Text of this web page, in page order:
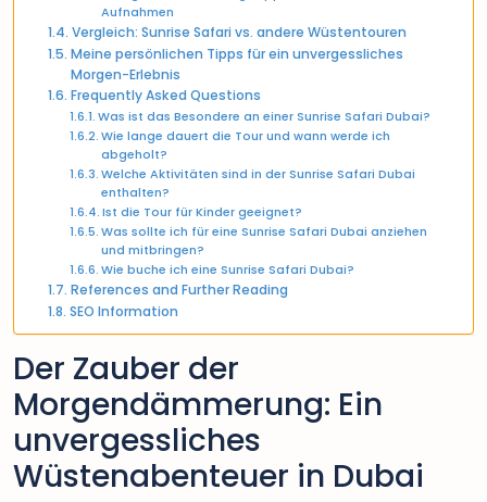
Aufnahmen
Vergleich: Sunrise Safari vs. andere Wüstentouren
Meine persönlichen Tipps für ein unvergessliches
Morgen-Erlebnis
Frequently Asked Questions
Was ist das Besondere an einer Sunrise Safari Dubai?
Wie lange dauert die Tour und wann werde ich
abgeholt?
Welche Aktivitäten sind in der Sunrise Safari Dubai
enthalten?
Ist die Tour für Kinder geeignet?
Was sollte ich für eine Sunrise Safari Dubai anziehen
und mitbringen?
Wie buche ich eine Sunrise Safari Dubai?
References and Further Reading
SEO Information
Der Zauber der
Morgendämmerung: Ein
unvergessliches
Wüstenabenteuer in Dubai